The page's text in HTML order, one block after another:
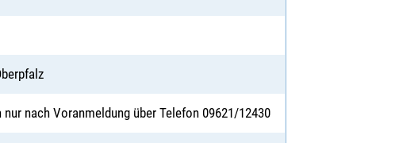
nach Voranmeldung über Telefon 09621/12430